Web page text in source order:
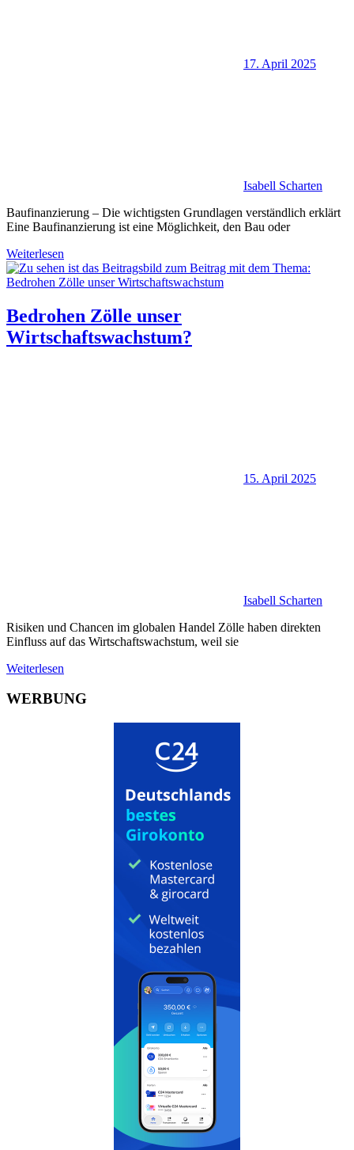
17. April 2025
Isabell Scharten
Baufinanzierung – Die wichtigsten Grundlagen verständlich erklärt
Eine Baufinanzierung ist eine Möglichkeit, den Bau oder
Weiterlesen
Bedrohen Zölle unser
Wirtschaftswachstum?
15. April 2025
Isabell Scharten
Risiken und Chancen im globalen Handel Zölle haben direkten
Einfluss auf das Wirtschaftswachstum, weil sie
Weiterlesen
WERBUNG